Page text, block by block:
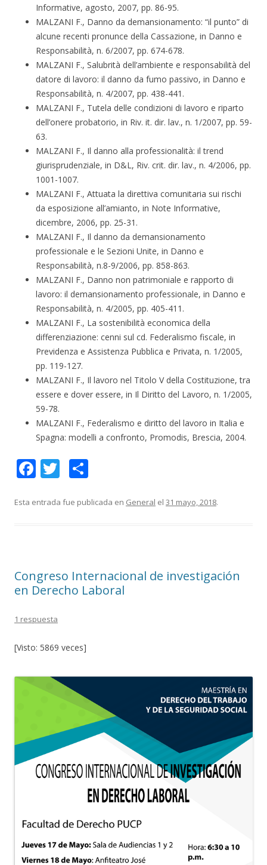
Informative, agosto, 2007, pp. 86-95.
MALZANI F., Danno da demansionamento: “il punto” di
alcune recenti pronunce della Cassazione, in Danno e
Responsabilità, n. 6/2007, pp. 674-678.
MALZANI F., Salubrità dell’ambiente e responsabilità del
datore di lavoro: il danno da fumo passivo, in Danno e
Responsabilità, n. 4/2007, pp. 438-441.
MALZANI F., Tutela delle condizioni di lavoro e riparto
dell’onere probatorio, in Riv. it. dir. lav., n. 1/2007, pp. 59-
63.
MALZANI F., Il danno alla professionalità: il trend
giurisprudenziale, in D&L, Riv. crit. dir. lav., n. 4/2006, pp.
1001-1007.
MALZANI F., Attuata la direttiva comunitaria sui rischi
da esposizione all’amianto, in Note Informative,
dicembre, 2006, pp. 25-31.
MALZANI F., Il danno da demansionamento
professionale e le Sezioni Unite, in Danno e
Responsabilità, n.8-9/2006, pp. 858-863.
MALZANI F., Danno non patrimoniale e rapporto di
lavoro: il demansionamento professionale, in Danno e
Responsabilità, n. 4/2005, pp. 405-411.
MALZANI F., La sostenibilità economica della
differenziazione: cenni sul cd. Federalismo fiscale, in
Previdenza e Assistenza Pubblica e Privata, n. 1/2005,
pp. 119-127.
MALZANI F., Il lavoro nel Titolo V della Costituzione, tra
essere e dover essere, in Il Diritto del Lavoro, n. 1/2005,
59-78.
MALZANI F., Federalismo e diritto del lavoro in Italia e
Spagna: modelli a confronto, Promodis, Brescia, 2004.
F
e
k
T
itt m
r
Esta entrada fue publicada en General el 31 mayo, 2018.
Congreso Internacional de investigación
en Derecho Laboral
1 respuesta
[Visto: 5869 veces]